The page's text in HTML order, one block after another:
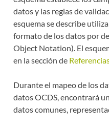
datos y las reglas de
esquema se describe
formato de los datos por
Object Notation). El
en la sección de
Durante el mapeo de los
datos OCDS, encontrará
datos comunes,